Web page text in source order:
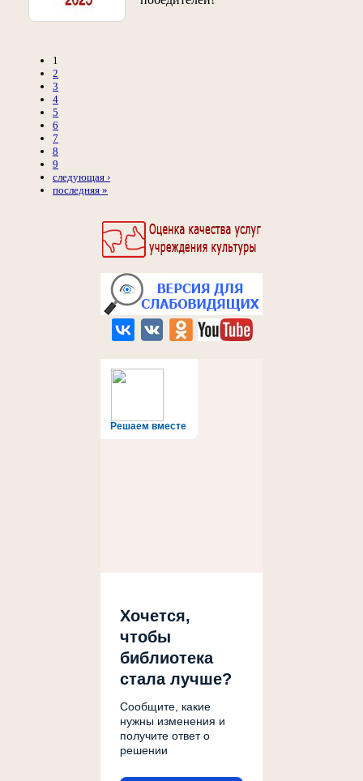
Решаем вместе
Хочется,
чтобы
библиотека
стала лучше?
Сообщите, какие
нужны изменения и
получите ответ о
решении
1
2
3
4
5
6
7
8
9
следующая ›
последняя »